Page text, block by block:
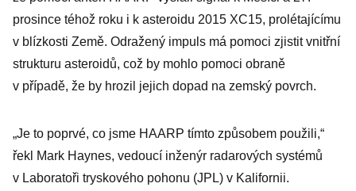
prosince téhož roku i k asteroidu 2015 XC15, prolétajícímu
v blízkosti Země. Odražený impuls má pomoci zjistit vnitřní
strukturu asteroidů, což by mohlo pomoci obraně
v případě, že by hrozil jejich dopad na zemský povrch.
„Je to poprvé, co jsme HAARP tímto způsobem použili,“
řekl Mark Haynes, vedoucí inženýr radarových systémů
v Laboratoři tryskového pohonu (JPL) v Kalifornii.